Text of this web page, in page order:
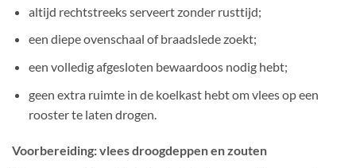
altijd rechtstreeks serveert zonder rusttijd;
een diepe ovenschaal of braadslede zoekt;
een volledig afgesloten bewaardoos nodig hebt;
geen extra ruimte in de koelkast hebt om vlees op een
rooster te laten drogen.
Voorbereiding: vlees droogdeppen en zouten